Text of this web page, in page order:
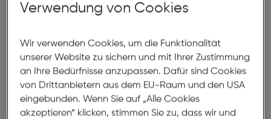
Hama Back Cover Always Clear
ArtNr.: 180003046
Schutz, der kaum zu sehen ist: Mit
der Handyhülle "Always Clear" ist
Ihr Xiaomi Redmi Note 13 Pro 5G
Verwendung von Cookies
Wir verwenden Cookies, um die Funktionalität
unserer Website zu sichern und mit Ihrer Zustimmung
an Ihre Bedürfnisse anzupassen. Dafür sind Cookies
von Drittanbietern aus dem EU-Raum und den USA
eingebunden. Wenn Sie auf „Alle Cookies
akzeptieren“ klicken, stimmen Sie zu, dass wir und